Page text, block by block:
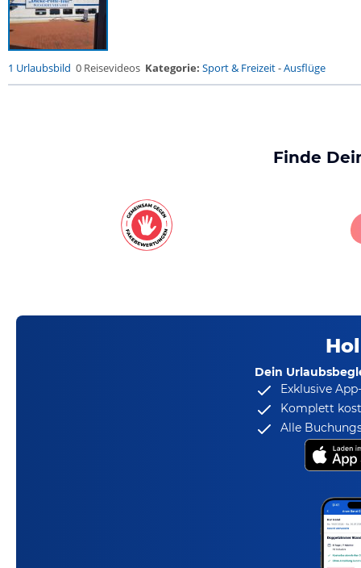
1 Urlaubsbild 0 Reisevideos Kategorie: Sport & Freizeit-Ausflüge
Finde
Dein
Exklusive
Komplett
Alle